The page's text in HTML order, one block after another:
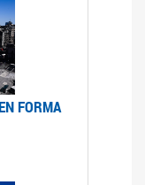
FORMA